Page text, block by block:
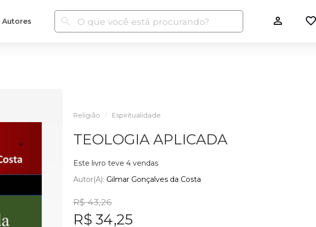
Autores
Religião Espiritualidade
TEOLOGIA APLICADA
Este livro teve 4 vendas
Autor(a): Gilmar Gonçalves da Costa
R$ 43,26
R$ 34,25